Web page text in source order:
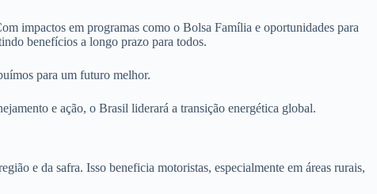
impactos em programas como o Bolsa Família e oportunidades para
benefícios a longo prazo para todos.
para um futuro melhor.
e ação, o Brasil liderará a transição energética global.
e da safra. Isso beneficia motoristas, especialmente em áreas rurais,